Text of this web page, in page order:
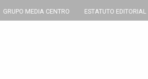
GRUPO MEDIA CENTRO ESTATUTO EDITORIAL